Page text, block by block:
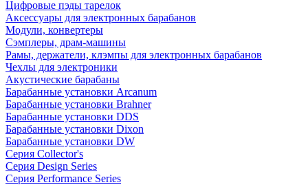
Цифровые пэды тарелок
Аксессуары для электронных барабанов
Модули, конвертеры
Сэмплеры, драм-машины
Рамы, держатели, клэмпы для электронных барабанов
Чехлы для электроники
Акустические барабаны
Барабанные установки Arcanum
Барабанные установки Brahner
Барабанные установки DDS
Барабанные установки Dixon
Барабанные установки DW
Серия Collector's
Серия Design Series
Серия Performance Series